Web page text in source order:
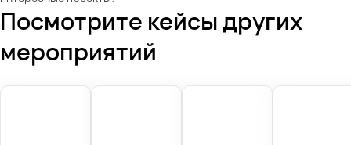
Посмотрите кейсы других
мероприятий